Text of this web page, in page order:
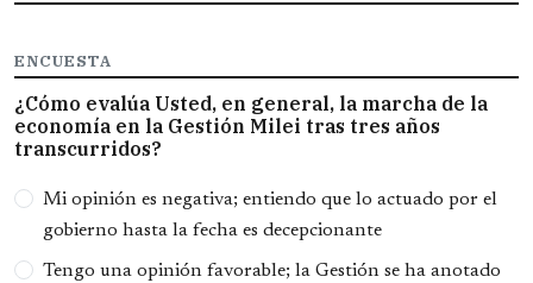
ENCUESTA
¿Cómo evalúa Usted, en general, la marcha de la
economía en la Gestión Milei tras tres años
transcurridos?
Opciones
Mi opinión es negativa; entiendo que lo actuado por el
gobierno hasta la fecha es decepcionante
Tengo una opinión favorable; la Gestión se ha anotado